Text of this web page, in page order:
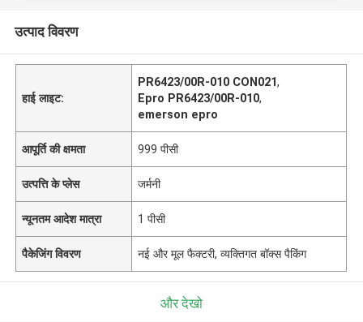
उत्पाद विवरण
हाई लाइट:
PR6423/00R-010 CON021,
Epro PR6423/00R-010,
emerson epro
आपूर्ति की क्षमता 999 पीसी
उत्पत्ति के प्लेस जर्मनी
न्यूनतम आदेश मात्रा 1 पीसी
पैकेजिंग विवरण नई और मूल फैक्टरी, व्यक्तिगत बॉक्स पैकिंग
और देखो